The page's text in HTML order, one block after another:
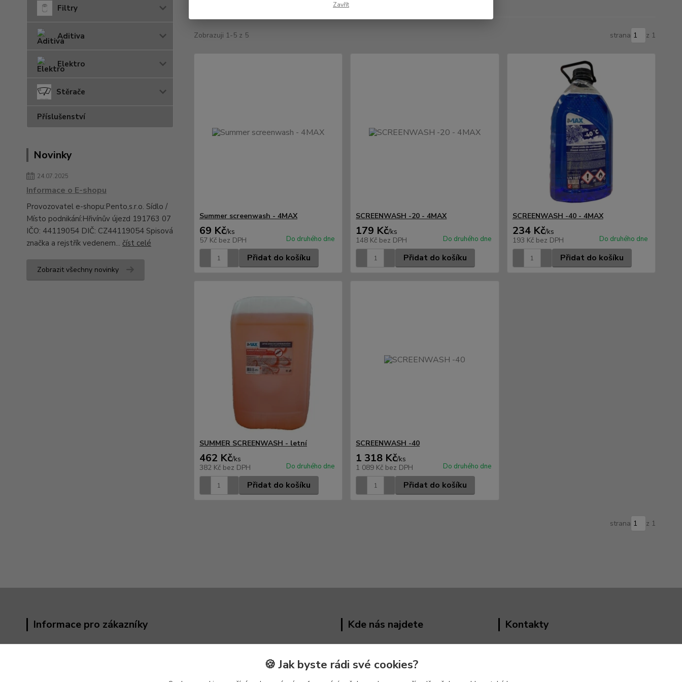
Filtry
Aditiva
Elektro
Stěrače
Příslušenství
Novinky
24.07.2025
Informace o E-shopu
Provozovatel e-shopu:Pento,s.r.o. Sídlo /
Místo podnikání:Hřivínův újezd 191763 07
IČO: 44119054 DIČ: CZ44119054 Spisová
značka a rejstřík vedenem... číst celé
Zobrazit všechny novinky
Nejdražší
Zobrazuji 1-5 z 5 strana z 1
Summer screenwash - 4MAX
69 Kč/ks
57 Kč bez DPH Do druhého dne
Přidat do košíku
SCREENWASH -20 - 4MAX
179 Kč/ks
148 Kč bez DPH Do druhého dne
Přidat do košíku
SCREENWASH -40 - 4MAX
234 Kč/ks
193 Kč bez DPH Do druhého dne
Přidat do košíku
SUMMER SCREENWASH - letní
462 Kč/ks
382 Kč bez DPH Do druhého dne
Přidat do košíku
SCREENWASH -40
1 318 Kč/ks
1 089 Kč bez DPH Do druhého dne
Přidat do košíku
strana z 1
Informace pro zákazníky Kde nás najdete Kontakty
Zavřít
🍪 Jak byste rádi své cookies?